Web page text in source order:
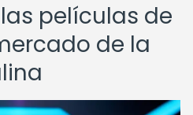
películas de
de la